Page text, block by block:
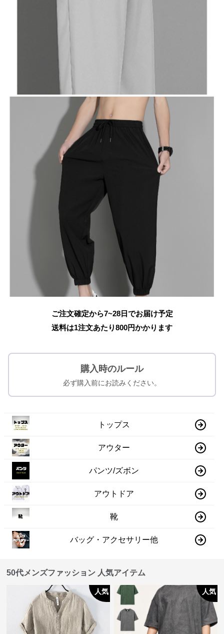
ご注文確定から7~28日でお届け予定
送料は1注文あたり800円かかります
購入時のルール
必ず購入前にお読みください。
トップス
アウター
パンツ/ズボン
アウトドア
靴
バッグ・アクセサリー他
50代メンズファッション 人気アイテム
人気 人気